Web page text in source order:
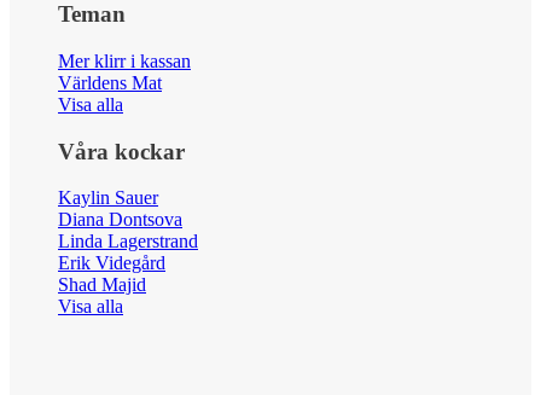
Teman
Mer klirr i kassan
Världens Mat
Visa alla
Våra kockar
Kaylin Sauer
Diana Dontsova
Linda Lagerstrand
Erik Videgård
Shad Majid
Visa alla